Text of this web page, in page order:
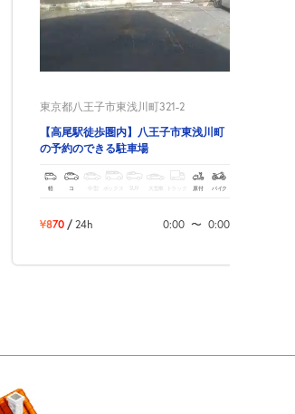
東京都八王子市東浅川町321-2
【高尾駅徒歩圏内】八王子市東浅川町
の予約のできる駐車場
軽 コ ボックス SUV トラック 原付 バイク
¥870 / 24h 0:00 〜 0:00